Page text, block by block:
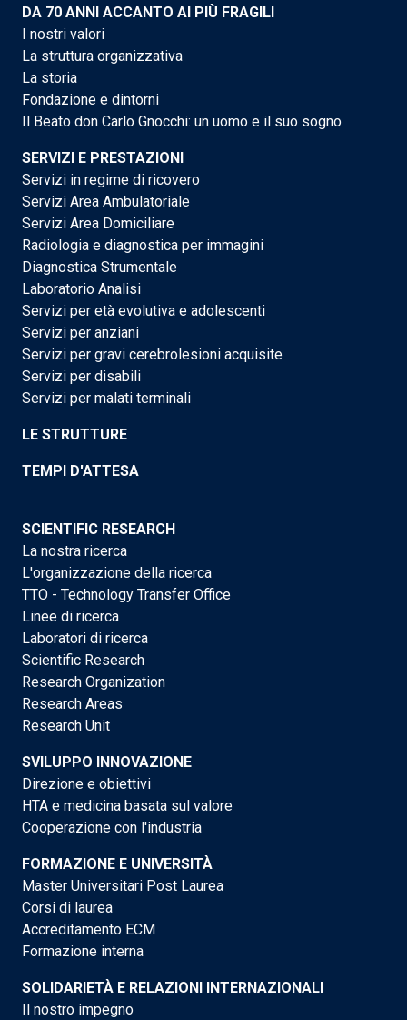
DA 70 ANNI ACCANTO AI PIÙ FRAGILI
I nostri valori
La struttura organizzativa
La storia
Fondazione e dintorni
Il Beato don Carlo Gnocchi: un uomo e il suo sogno
SERVIZI E PRESTAZIONI
Servizi in regime di ricovero
Servizi Area Ambulatoriale
Servizi Area Domiciliare
Radiologia e diagnostica per immagini
Diagnostica Strumentale
Laboratorio Analisi
Servizi per età evolutiva e adolescenti
Servizi per anziani
Servizi per gravi cerebrolesioni acquisite
Servizi per disabili
Servizi per malati terminali
LE STRUTTURE
TEMPI D'ATTESA
SCIENTIFIC RESEARCH
La nostra ricerca
L'organizzazione della ricerca
TTO - Technology Transfer Office
Linee di ricerca
Laboratori di ricerca
Scientific Research
Research Organization
Research Areas
Research Unit
SVILUPPO INNOVAZIONE
Direzione e obiettivi
HTA e medicina basata sul valore
Cooperazione con l'industria
FORMAZIONE E UNIVERSITÀ
Master Universitari Post Laurea
Corsi di laurea
Accreditamento ECM
Formazione interna
SOLIDARIETÀ E RELAZIONI INTERNAZIONALI
Il nostro impegno